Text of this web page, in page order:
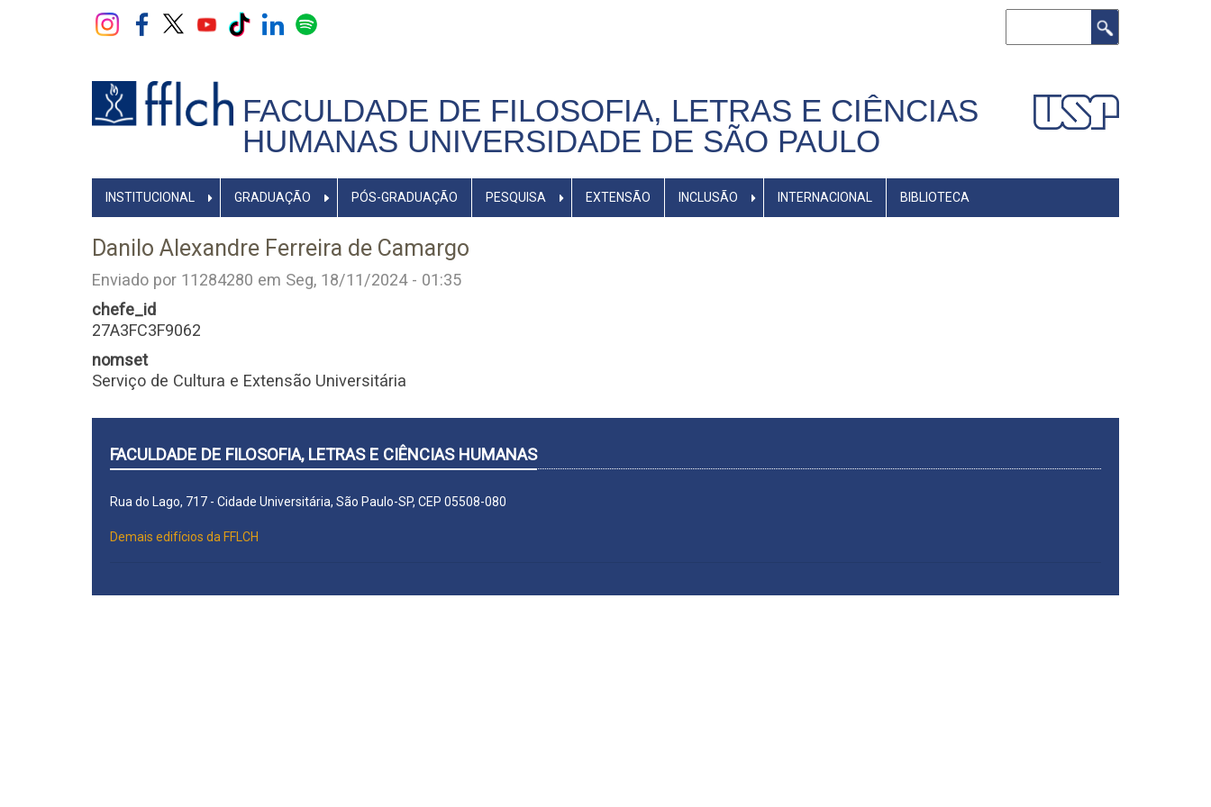
FACULDADE DE FILOSOFIA, LETRAS E CIÊNCIAS
HUMANAS UNIVERSIDADE DE SÃO PAULO
NAVEGADOR
PRINCIPAL
INSTITUCIONAL GRADUAÇÃO PÓS-GRADUAÇÃO PESQUISA EXTENSÃO INCLUSÃO INTERNACIONAL BIBLIOTECA
Danilo Alexandre Ferreira de Camargo
Enviado por 11284280 em Seg, 18/11/2024 - 01:35
chefe_id
27A3FC3F9062
nomset
Serviço de Cultura e Extensão Universitária
FACULDADE DE FILOSOFIA, LETRAS E CIÊNCIAS HUMANAS
Rua do Lago, 717 - Cidade Universitária, São Paulo-SP, CEP 05508-080
Demais edifícios da FFLCH